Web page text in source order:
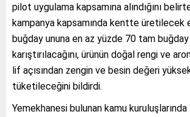
pilot uygulama kapsamına alındığını
kampanya kapsamında kentte üretilecek
buğday ununa en az yüzde 70 tam buğday
karıştırılacağını, ürünün doğal rengi ve
lif açısından zengin ve besin değeri
tüketileceğini bildirdi.
Yemekhanesi bulunan kamu